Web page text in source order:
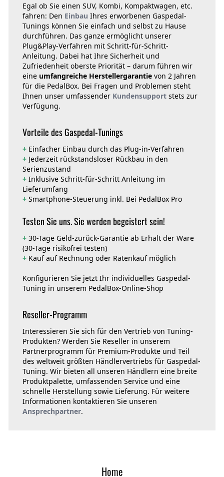
Egal ob Sie einen SUV, Kombi, Kompaktwagen, etc.
fahren: Den Einbau Ihres erworbenen Gaspedal-
Tunings können Sie einfach und selbst zu Hause
durchführen. Das ganze ermöglicht unserer
Plug&Play-Verfahren mit Schritt-für-Schritt-
Anleitung. Dabei hat Ihre Sicherheit und
Zufriedenheit oberste Priorität – darum führen wir
eine umfangreiche Herstellergarantie von 2 Jahren
für die PedalBox. Bei Fragen und Problemen steht
Ihnen unser umfassender Kundensupport stets zur
Verfügung.
Vorteile des Gaspedal-Tunings
+ Einfacher Einbau durch das Plug-in-Verfahren
+ Jederzeit rückstandsloser Rückbau in den
Serienzustand
+ Inklusive Schritt-für-Schritt Anleitung im
Lieferumfang
+ Smartphone-Steuerung inkl. Bei PedalBox Pro
Testen Sie uns. Sie werden begeistert sein!
+ 30-Tage Geld-zurück-Garantie ab Erhalt der Ware
(30-Tage risikofrei testen)
+ Kauf auf Rechnung oder Ratenkauf möglich
Konfigurieren Sie jetzt Ihr individuelles Gaspedal-
Tuning in unserem PedalBox-Online-Shop
Reseller-Programm
Interessieren Sie sich für den Vertrieb von Tuning-
Produkten? Werden Sie Reseller in unserem
Partnerprogramm für Premium-Produkte und Teil
des weltweit größten Händlervertriebs für Gaspedal-
Tuning. Wir bieten all unseren Händlern eine breite
Produktpalette, umfassenden Service und eine
schnelle Herstellung sowie Lieferung. Für weitere
Informationen kontaktieren Sie unseren
Ansprechpartner.
Home